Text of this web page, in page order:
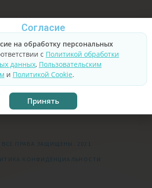
государственный
юного зрителя
ВСЕ ПРАВА ЗАЩИЩЕНЫ. 2021
КОНФИДЕНЦИАЛЬНОСТИ
Согласие
на обработку персональных
с Политикой обработки
данных, Пользовательским
и Политикой Cookie.
Принять